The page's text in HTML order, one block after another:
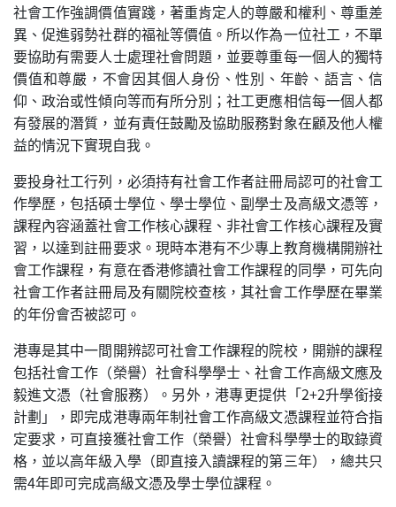
社會工作強調價值實踐，著重肯定人的尊嚴和權利、尊重差
異、促進弱勢社群的福祉等價值。所以作為一位社工，不單
要協助有需要人士處理社會問題，並要尊重每一個人的獨特
價值和尊嚴，不會因其個人身份、性別、年齡、語言、信
仰、政治或性傾向等而有所分別；社工更應相信每一個人都
有發展的潛質，並有責任鼓勵及協助服務對象在顧及他人權
益的情況下實現自我。
要投身社工行列，必須持有社會工作者註冊局認可的社會工
作學歷，包括碩士學位、學士學位、副學士及高級文憑等，
課程內容涵蓋社會工作核心課程、非社會工作核心課程及實
習，以達到註冊要求。現時本港有不少專上教育機構開辦社
會工作課程，有意在香港修讀社會工作課程的同學，可先向
社會工作者註冊局及有關院校查核，其社會工作學歷在畢業
的年份會否被認可。
港專是其中一間開辨認可社會工作課程的院校，開辦的課程
包括社會工作（榮譽）社會科學學士、社會工作高級文應及
毅進文憑（社會服務）。另外，港專更提供「2+2升學銜接
計劃」，即完成港專兩年制社會工作高級文憑課程並符合指
定要求，可直接獲社會工作（榮譽）社會科學學士的取錄資
格，並以高年級入學（即直接入讀課程的第三年），總共只
需4年即可完成高級文憑及學士學位課程。